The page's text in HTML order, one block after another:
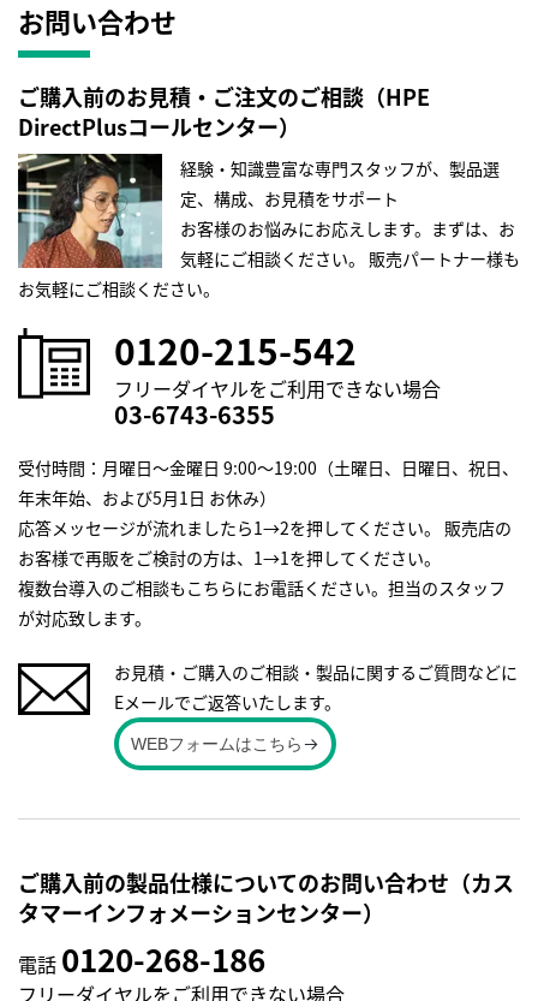
お問い合わせ
ご購入前のお見積・ご注文のご相談（HPE
DirectPlusコールセンター）
経験・知識豊富な専門スタッフが、製品選
定、構成、お見積をサポート
お客様のお悩みにお応えします。まずは、お
気軽にご相談ください。
販売パートナー様も
お気軽にご相談ください。
0120-215-542
フリーダイヤルをご利用できない場合
03-6743-6355
受付時間：月曜日～金曜日 9:00～19:00（土曜日、日曜日、祝日、
年末年始、および5月1日 お休み）
応答メッセージが流れましたら1→2を押してください。 販売店の
お客様で再販をご検討の方は、1→1を押してください。
複数台導入のご相談もこちらにお電話ください。担当のスタッフ
が対応致します。
お見積・ご購入のご相談・製品に関するご質問などに
Eメールでご返答いたします。
WEBフォームはこちら
ご購入前の製品仕様についてのお問い合わせ（カス
タマーインフォメーションセンター）
電話 0120-268-186
フリーダイヤルをご利用できない場合